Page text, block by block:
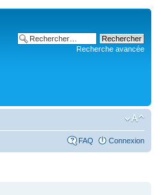
Recherche avancée
FAQ Connexion